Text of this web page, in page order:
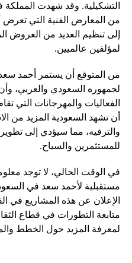
التشكيلية. وقد شهدت المملكة
من المعارض الفنية التي تعرض
إلى تنظيم العديد من العروض
لمؤلفين عالميين.
من المتوقع أن يستمر أحمد
لجمهوره السعودي والعربي،
الفعاليات والمهرجانات التي
أن تشهد السعودية المزيد من
والترفيه، مما سيؤدي إلى
للمستثمرين والسياح.
في الوقت الحالي، لا توجد
مستقبلية لأحمد سعد في
الإعلان عن هذه المشاريع في
متابعة التطورات في قطاع
لمعرفة المزيد حول الخطط